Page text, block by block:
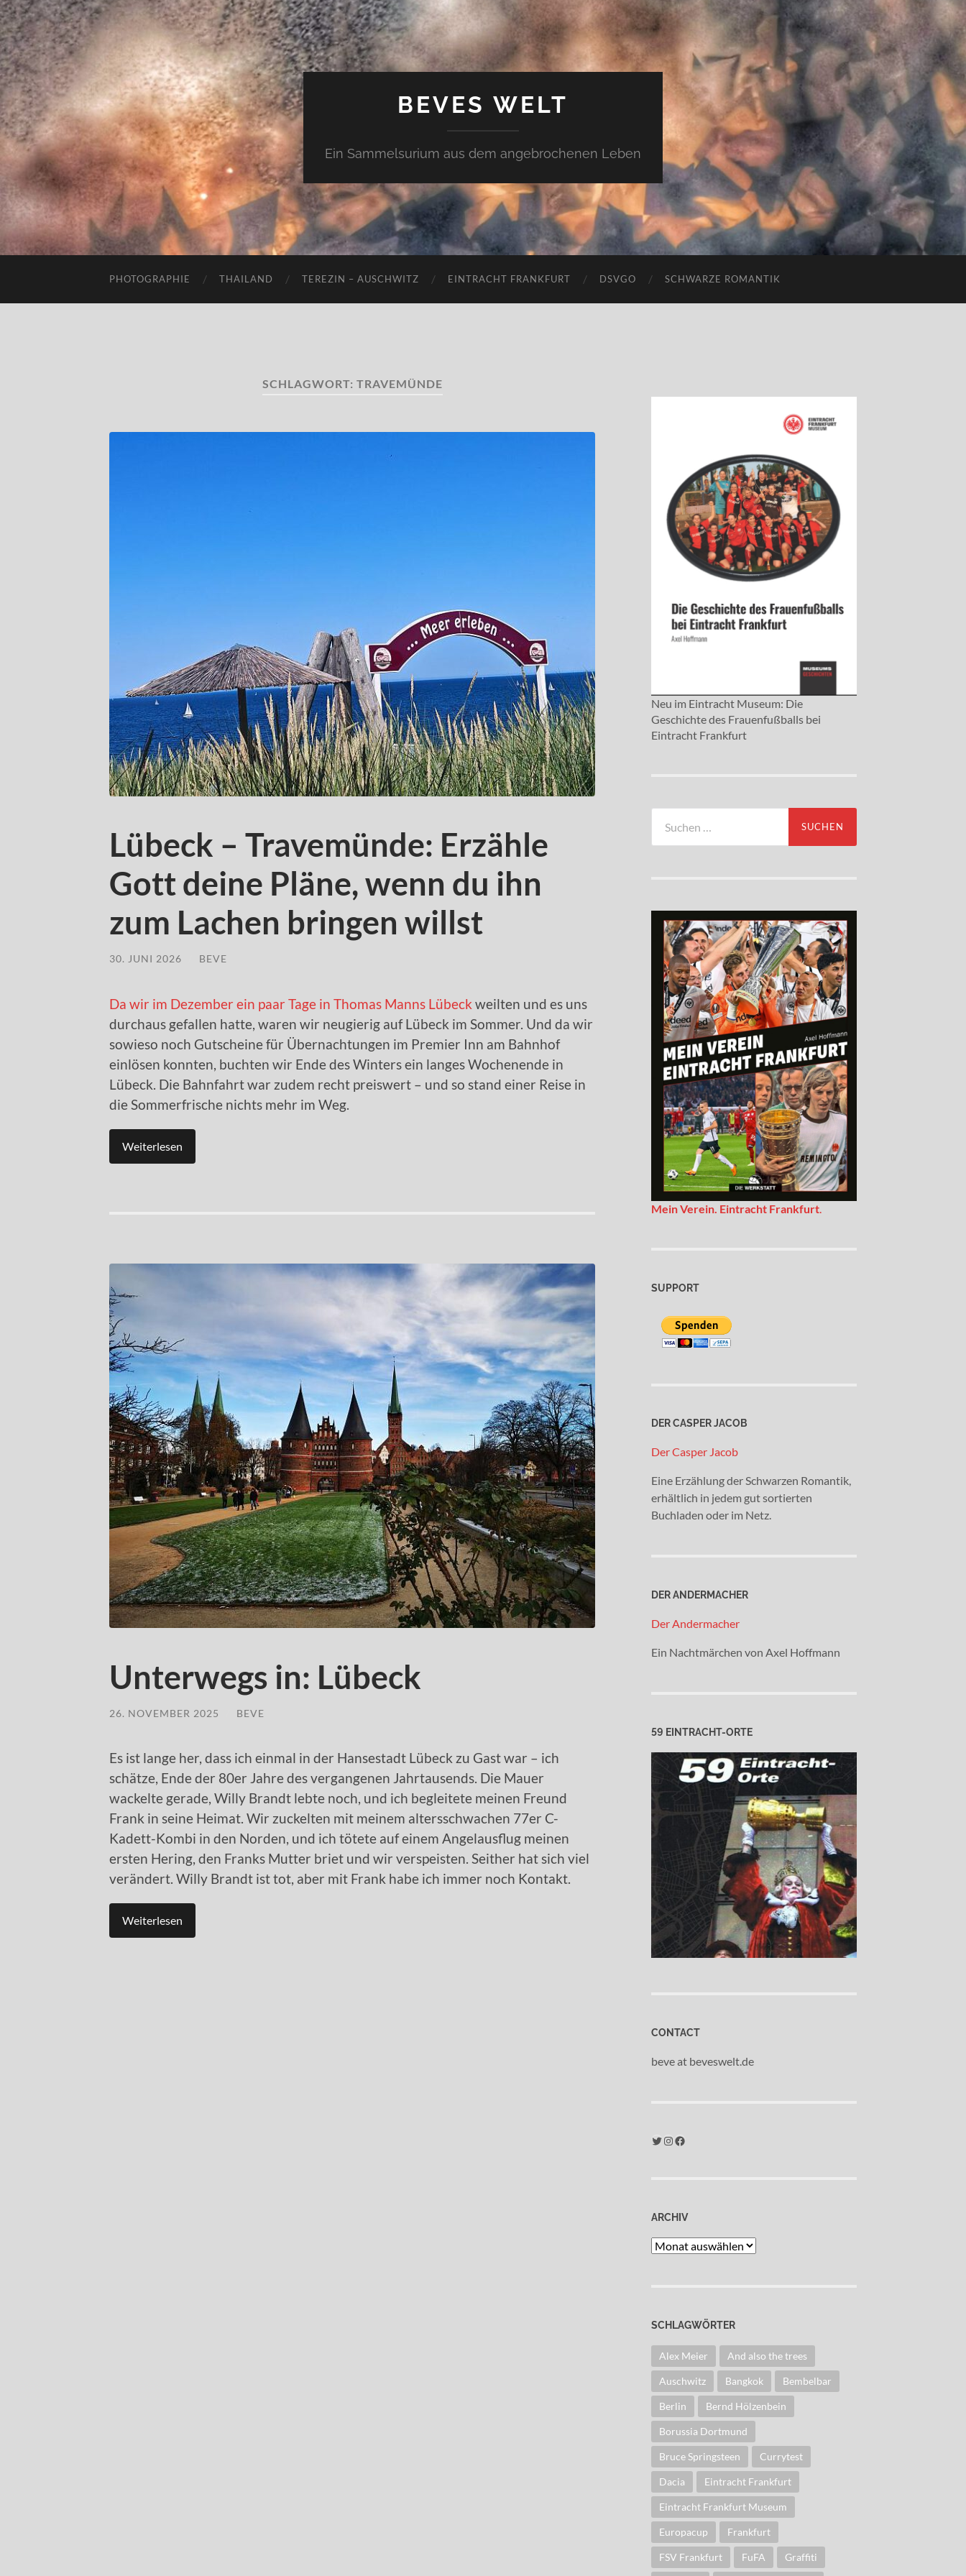
BEVES WELT
Ein Sammelsurium aus dem angebrochenen Leben
PHOTOGRAPHIE THAILAND TEREZIN – AUSCHWITZ EINTRACHT FRANKFURT DSVGO SCHWARZE ROMANTIK
SCHLAGWORT: TRAVEMÜNDE
Lübeck – Travemünde: Erzähle
Gott deine Pläne, wenn du ihn
zum Lachen bringen willst
30. JUNI 2026 BEVE
Da wir im Dezember ein paar Tage in Thomas Manns Lübeck weilten und es uns
durchaus gefallen hatte, waren wir neugierig auf Lübeck im Sommer. Und da wir
sowieso noch Gutscheine für Übernachtungen im Premier Inn am Bahnhof
einlösen konnten, buchten wir Ende des Winters ein langes Wochenende in
Lübeck. Die Bahnfahrt war zudem recht preiswert – und so stand einer Reise in
die Sommerfrische nichts mehr im Weg.
Weiterlesen
Unterwegs in: Lübeck
26. NOVEMBER 2025 BEVE
Es ist lange her, dass ich einmal in der Hansestadt Lübeck zu Gast war – ich
schätze, Ende der 80er Jahre des vergangenen Jahrtausends. Die Mauer
wackelte gerade, Willy Brandt lebte noch, und ich begleitete meinen Freund
Frank in seine Heimat. Wir zuckelten mit meinem altersschwachen 77er C-
Kadett-Kombi in den Norden, und ich tötete auf einem Angelausflug meinen
ersten Hering, den Franks Mutter briet und wir verspeisten. Seither hat sich viel
verändert. Willy Brandt ist tot, aber mit Frank habe ich immer noch Kontakt.
Weiterlesen
Neu im Eintracht Museum: Die
Geschichte des Frauenfußballs bei
Eintracht Frankfurt
nach:
Mein Verein. Eintracht Frankfurt.
SUPPORT
DER CASPER JACOB
Der Casper Jacob
Eine Erzählung der Schwarzen Romantik,
erhältlich in jedem gut sortierten
Buchladen oder im Netz.
DER ANDERMACHER
Der Andermacher
Ein Nachtmärchen von Axel Hoffmann
59 EINTRACHT-ORTE
CONTACT
beve at beveswelt.de
Twitter Instagram Facebook
ARCHIV
Archiv
SCHLAGWÖRTER
Alex Meier And also the trees
Auschwitz Bangkok Bembelbar
Berlin Bernd Hölzenbein
Borussia Dortmund
Bruce Springsteen Currytest
Dacia Eintracht Frankfurt
Eintracht Frankfurt Museum
Europacup Frankfurt
FSV Frankfurt FuFA Graffiti